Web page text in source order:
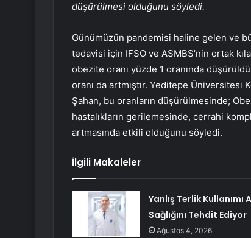
düşürülmesi olduğunu söyledi.
Günümüzün pandemisi haline gelen ve
tedavisi için IFSO ve ASMBS’nin ortak
obezite oranı yüzde 1 oranında
oranı da artmıştır. Yeditepe Üniversitesi
Şahan, bu oranların düşürülmesinde;
hastalıkların gerilemesinde, cerrahi
artmasında etkili olduğunu söyledi.
İlgili Makaleler
Yanlış Terlik Kullanımı
Sağlığını Tehdit Ediyor
Ağustos 4, 2026